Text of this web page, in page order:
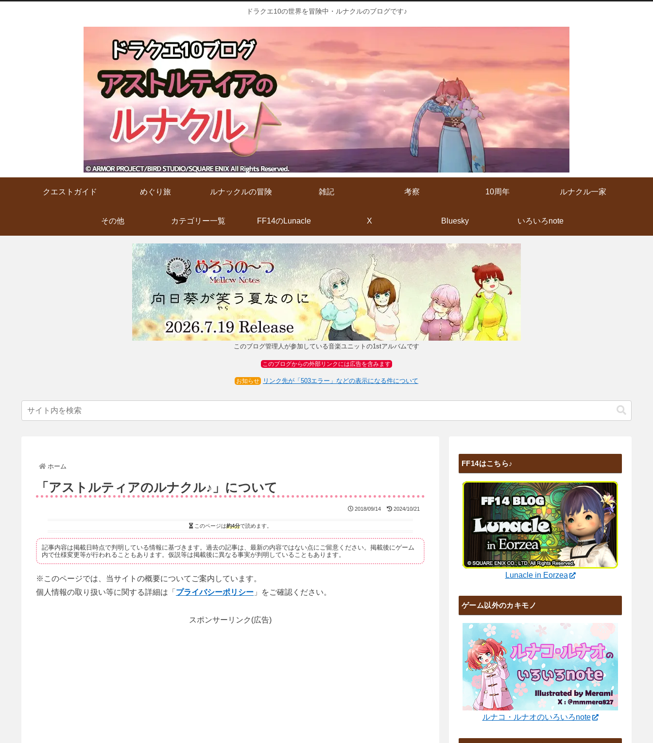
ドラクエ10の世界を冒険中・ルナクルのブログです♪
クエストガイド めぐり旅 ルナックルの冒険 雑記 考察 10周年 ルナクル一家
その他 カテゴリー一覧 FF14のLunacle X Bluesky いろいろnote
このブログ管理人が参加している音楽ユニットの1stアルバムです
このブログからの外部リンクには広告を含みます
お知らせ リンク先が「503エラー」などの表示になる件について
ホーム
「アストルティアのルナクル♪」について
2018/09/14 2024/10/21
このページは約4分で読めます。
記事内容は掲載日時点で判明している情報に基づきます。過去の記事は、最新の内容ではない点にご留意ください。掲載後にゲーム
内で仕様変更等が行われることもあります。仮説等は掲載後に異なる事実が判明していることもあります。
※このページでは、当サイトの概要についてご案内しています。
個人情報の取り扱い等に関する詳細は「 プライバシーポリシー 」をご確認ください。
スポンサーリンク(広告)
FF14はこちら♪
Lunacle in Eorzea
ゲーム以外のカキモノ
ルナコ・ルナオのいろいろnote